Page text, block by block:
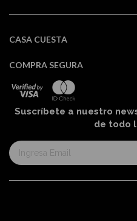
informativo:
CASA CUESTA
COMPRA SEGURA
Suscríbete a nuestro
de todo
Suscríbase
al
informativo: